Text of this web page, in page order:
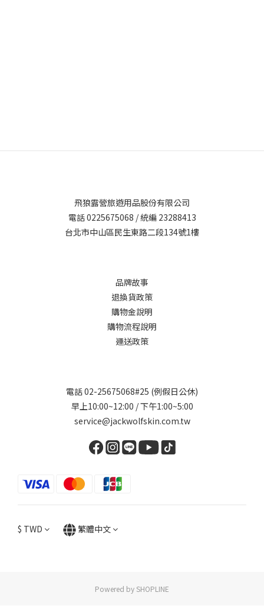
飛狼露營旅遊用品股份有限公司
電話 0225675068 / 統編 23288413
台北市中山區民生東路二段134號1樓
品牌故事
退換貨政策
購物金說明
購物流程說明
運送政策
電話 02-25675068#25 (例假日公休)
早上10:00~12:00 / 下午1:00~5:00
service@jackwolfskin.com.tw
$ TWD 繁體中文
Powered by SHOPLINE